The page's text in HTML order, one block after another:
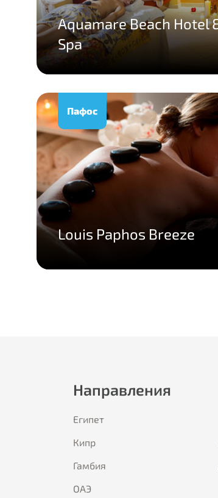
Aquamare Beach Hotel
Spa
Пафос
Louis Paphos Breeze
Направления
Египет
Кипр
Гамбия
ОАЭ